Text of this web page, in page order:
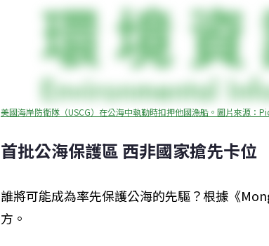
美國海岸防衛隊（USCG）在公海中執勤時扣押他國漁船。圖片來源：
首批公海保護區 西非國家搶先卡位
誰將可能成為率先保護公海的先驅？根據《
方。